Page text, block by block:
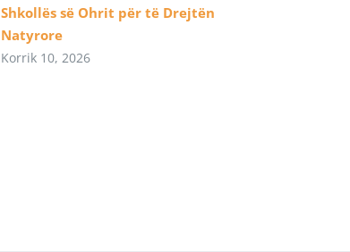
Shkollës së Ohrit për të Drejtën
Natyrore
Korrik 10, 2026